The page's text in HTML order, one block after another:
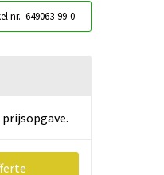
nr. 649063-99-0